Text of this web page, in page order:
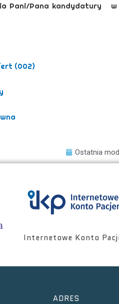
Pani/Pana kandydatury w
(002)
Ostatnia
Internetowe Konto
ADRES